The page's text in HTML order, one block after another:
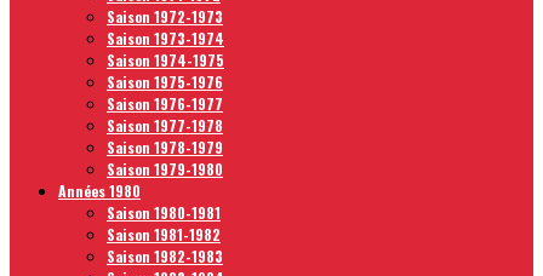
Saison 1972-1973
Saison 1973-1974
Saison 1974-1975
Saison 1975-1976
Saison 1976-1977
Saison 1977-1978
Saison 1978-1979
Saison 1979-1980
Années 1980
Saison 1980-1981
Saison 1981-1982
Saison 1982-1983